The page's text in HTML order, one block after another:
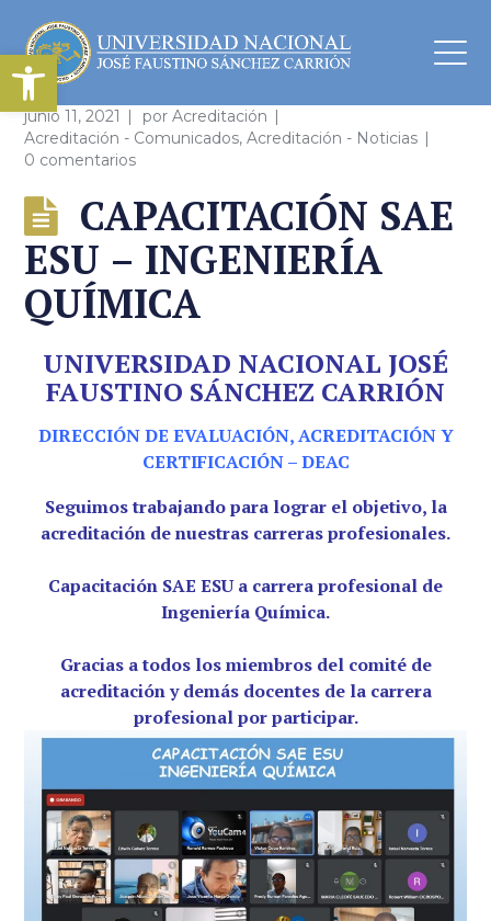
junio 11, 2021 porAcreditación
Acreditación - Comunicados,Acreditación - Noticias
0 comentarios
CAPACITACIÓN SAE
ESU – INGENIERÍA
QUÍMICA
UNIVERSIDAD NACIONAL JOSÉ
FAUSTINO SÁNCHEZ CARRIÓN
DIRECCIÓN DE EVALUACIÓN, ACREDITACIÓN Y
CERTIFICACIÓN – DEAC
Seguimos trabajando para lograr el objetivo, la
acreditación de nuestras carreras profesionales.
Capacitación SAE ESU a carrera profesional de
Ingeniería Química.
Gracias a todos los miembros del comité de
acreditación y demás docentes de la carrera
profesional por participar.
Abrir barra de herramientas